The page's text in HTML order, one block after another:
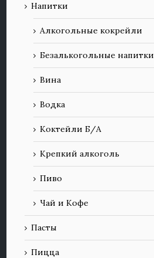
Напитки
Алкогольные кокрейли
Безалькогольные напитки
Вина
Водка
Коктейли Б/А
Крепкий алкоголь
Пиво
Чай и Кофе
Пасты
Пицца